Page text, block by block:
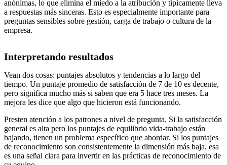
anónimas, lo que elimina el miedo a la atribución y típicamente lleva
a respuestas más sinceras. Esto es especialmente importante para
preguntas sensibles sobre gestión, carga de trabajo o cultura de la
empresa.
Interpretando resultados
Vean dos cosas: puntajes absolutos y tendencias a lo largo del
tiempo. Un puntaje promedio de satisfacción de 7 de 10 es decente,
pero significa mucho más si saben que era 5 hace tres meses. La
mejora les dice que algo que hicieron está funcionando.
Presten atención a los patrones a nivel de pregunta. Si la satisfacción
general es alta pero los puntajes de equilibrio vida-trabajo están
bajando, tienen un problema específico que abordar. Si los puntajes
de reconocimiento son consistentemente la dimensión más baja, esa
es una señal clara para invertir en las prácticas de reconocimiento de